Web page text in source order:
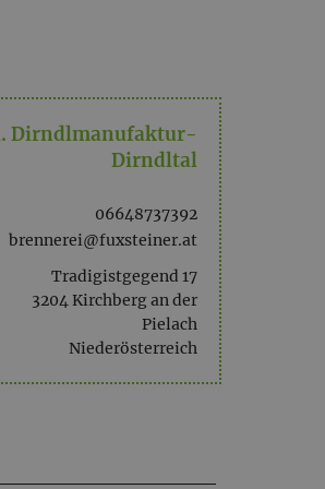
Dirndlmanufaktur-
Dirndltal
06648737392
brennerei@fuxsteiner.at
Tradigistgegend 17
3204 Kirchberg an der
Pielach
Niederösterreich